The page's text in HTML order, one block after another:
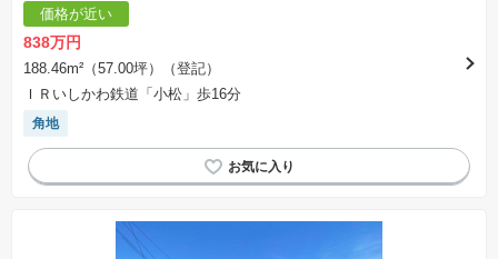
価格が近い
838万円
188.46m²（57.00坪）（登記）
ＩＲいしかわ鉄道「小松」歩16分
角地